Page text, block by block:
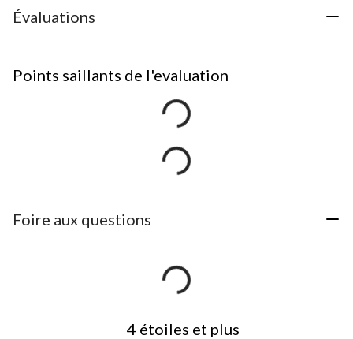
Évaluations
Points saillants de l'evaluation
Foire aux questions
4 étoiles et plus